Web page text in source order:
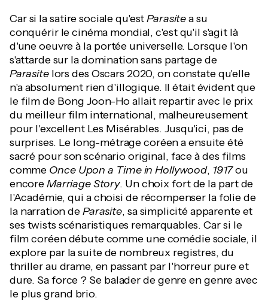
Car si la satire sociale qu'estParasitea su
conquérir le cinéma mondial, c'est qu'il s'agit là
d'une oeuvre à la portée universelle. Lorsque l'on
s'attarde sur la domination sans partage de
Parasitelors des Oscars 2020, on constate qu'elle
n'a absolument rien d'illogique. Il était évident que
le film de Bong Joon-Ho allait repartir avec le prix
du meilleur film international, malheureusement
pour l'excellent Les Misérables. Jusqu'ici, pas de
surprises. Le long-métrage coréen a ensuite été
sacré pour son scénario original, face à des films
comme Once Upon a Time in Hollywood, 1917ou
encoreMarriage Story. Un choix fort de la part de
l'Académie, qui a choisi de récompenser la folie de
la narration deParasite, sa simplicité apparente et
ses twists scénaristiques remarquables. Car si le
film coréen débute comme une comédie sociale, il
explore par la suite de nombreux registres, du
thriller au drame, en passant par l'horreur pure et
dure. Sa force ? Se balader de genre en genre avec
le plus grand brio.